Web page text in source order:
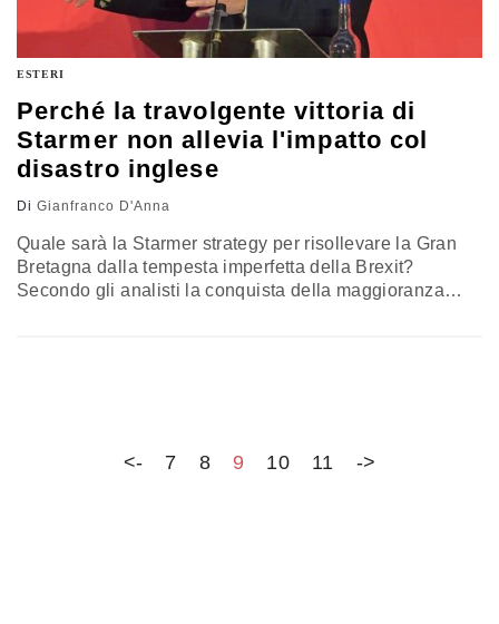
ESTERI
Perché la travolgente vittoria di
Starmer non allevia l'impatto col
disastro inglese
Di Gianfranco D'Anna
Quale sarà la Starmer strategy per risollevare la Gran
Bretagna dalla tempesta imperfetta della Brexit?
Secondo gli analisti la conquista della maggioranza
<- 7 8 9 10 11 ->